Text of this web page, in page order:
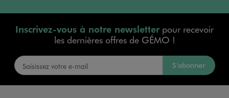
Inscrivez-vous à notre newsletterpour recevoir
les dernières offres de GÉMO !
S’abonner